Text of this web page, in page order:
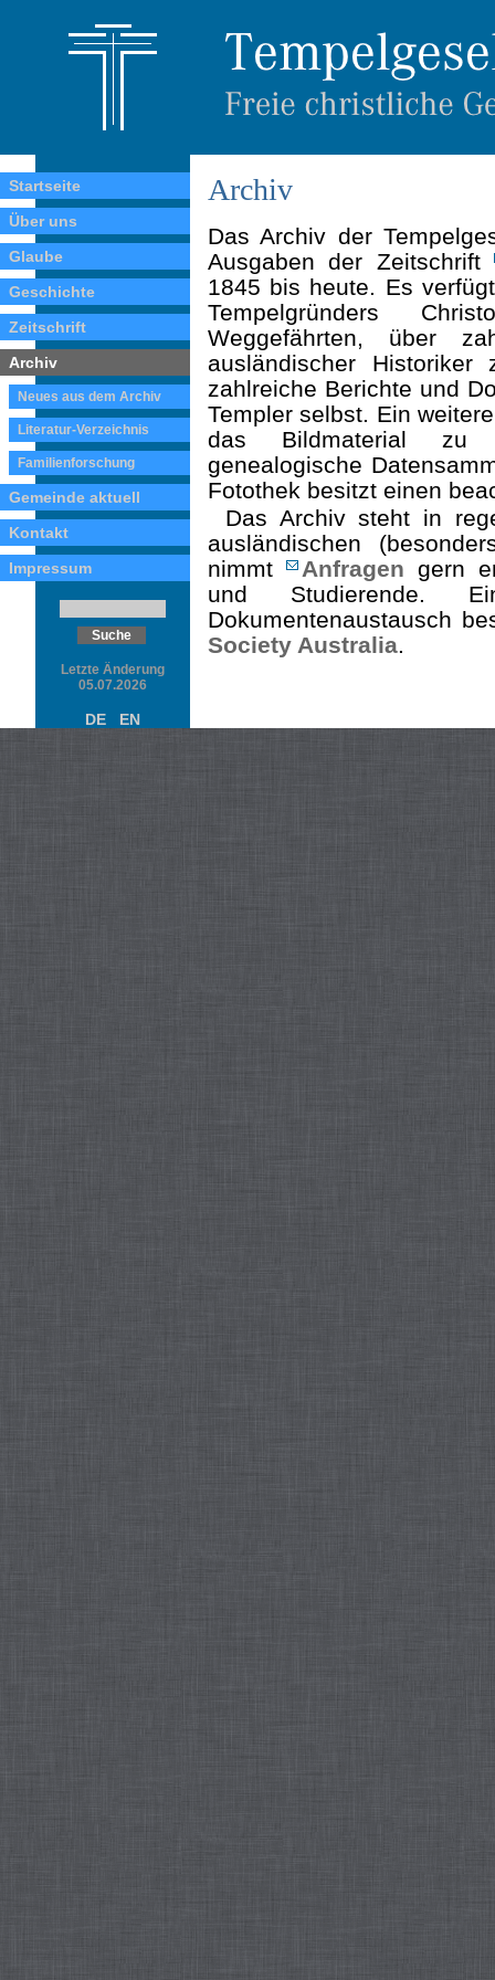
Startseite
Über uns
Glaube
Geschichte
Zeitschrift
Archiv
Neues aus dem Archiv
Literatur-Verzeichnis
Familienforschung
Gemeinde aktuell
Kontakt
Impressum
Letzte Änderung
05.07.2026
Archiv
Das Archiv der
Ausgaben der Zeitschrift
1845 bis heute. Es
Tempelgründers
Weggefährten, über
ausländischer Historiker
zahlreiche Berichte und
Templer selbst. Ein
das Bildmaterial zu
genealogische
Fotothek besitzt einen
Das Archiv steht in
ausländischen
nimmt
Anfragen gern
und Studierende.
Dokumentenaustausch
Society Australia.
DE EN